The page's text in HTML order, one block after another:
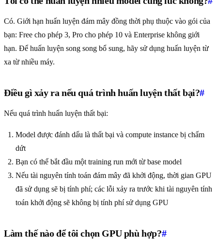
Có. Giới hạn huấn luyện đám mây đồng thời phụ thuộc vào gói của
bạn: Free cho phép 3, Pro cho phép 10 và Enterprise không giới
hạn. Để huấn luyện song song bổ sung, hãy sử dụng huấn luyện từ
xa từ nhiều máy.
Điều gì xảy ra nếu quá trình huấn luyện thất bại?#
Nếu quá trình huấn luyện thất bại:
Model được đánh dấu là thất bại và compute instance bị chấm
dứt
Bạn có thể bắt đầu một training run mới từ base model
Nếu tài nguyên tính toán đám mây đã khởi động, thời gian GPU
đã sử dụng sẽ bị tính phí; các lỗi xảy ra trước khi tài nguyên tính
toán khởi động sẽ không bị tính phí sử dụng GPU
Làm thế nào để tôi chọn GPU phù hợp?#